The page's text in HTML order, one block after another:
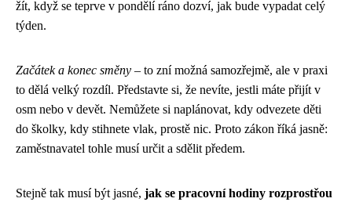
žít, když se teprve v pondělí ráno dozví, jak bude vypadat celý
týden.
Začátek a konec směny – to zní možná samozřejmě, ale v praxi
to dělá velký rozdíl. Představte si, že nevíte, jestli máte přijít v
osm nebo v devět. Nemůžete si naplánovat, kdy odvezete děti
do školky, kdy stihnete vlak, prostě nic. Proto zákon říká jasně:
zaměstnavatel tohle musí určit a sdělit předem.
Stejně tak musí být jasné, jak se pracovní hodiny rozprostřou